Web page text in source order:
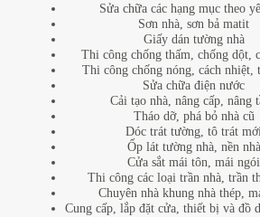
Sửa chữa các hạng mục theo
Sơn nhà, sơn bả matit
Giấy dán tường nhà
Thi công chống thấm, chống dột,
Thi công chống nóng, cách nhiệt,
Sửa chữa điện nước
Cải tạo nhà, nâng cấp, nâng
Tháo dỡ, phá bỏ nhà cũ
Dóc trát tường, tô trát
Ốp lát tường nhà, nền nhà
Cửa sắt mái tôn, mái ngói
Thi công các loại trần nhà, trần
Chuyên nhà khung nhà thép,
Cung cấp, lắp đặt cửa, thiết bị và đồ